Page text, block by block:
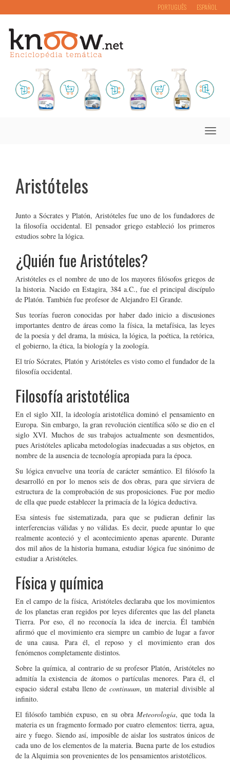
PORTUGUÊS ESPAÑOL
Toggle
Aristóteles
Junto a Sócrates y Platón, Aristóteles fue uno de los fundadores de
la filosofía occidental. El pensador griego estableció los primeros
estudios sobre la lógica.
¿Quién fue Aristóteles?
Aristóteles es el nombre de uno de los mayores filósofos griegos de
la historia. Nacido en Estagira, 384 a.C., fue el principal discípulo
de Platón. También fue profesor de Alejandro El Grande.
Sus teorías fueron conocidas por haber dado inicio a discusiones
importantes dentro de áreas como la física, la metafísica, las leyes
de la poesía y del drama, la música, la lógica, la poética, la retórica,
el gobierno, la ética, la biología y la zoología.
El trío Sócrates, Platón y Aristóteles es visto como el fundador de la
filosofía occidental.
Filosofía aristotélica
En el siglo XII, la ideología aristotélica dominó el pensamiento en
Europa. Sin embargo, la gran revolución científica sólo se dio en el
siglo XVI. Muchos de sus trabajos actualmente son desmentidos,
pues Aristóteles aplicaba metodologías inadecuadas a sus objetos, en
nombre de la ausencia de tecnología apropiada para la época.
Su lógica envuelve una teoría de carácter semántico. El filósofo la
desarrolló en por lo menos seis de dos obras, para que sirviera de
estructura de la comprobación de sus proposiciones. Fue por medio
de ella que puede establecer la primacía de la lógica deductiva.
Esa síntesis fue sistematizada, para que se pudieran definir las
interferencias válidas y no válidas. Es decir, puede apuntar lo que
realmente aconteció y el acontecimiento apenas aparente. Durante
dos mil años de la historia humana, estudiar lógica fue sinónimo de
estudiar a Aristóteles.
Física y química
En el campo de la física, Aristóteles declaraba que los movimientos
de los planetas eran regidos por leyes diferentes que las del planeta
Tierra. Por eso, él no reconocía la idea de inercia. Él también
afirmó que el movimiento era siempre un cambio de lugar a favor
de una causa. Para él, el reposo y el movimiento eran dos
fenómenos completamente distintos.
Sobre la química, al contrario de su profesor Platón, Aristóteles no
admitía la existencia de átomos o partículas menores. Para él, el
espacio sideral estaba lleno de continuum, un material divisible al
infinito.
El filósofo también expuso, en su obra Meteorología, que toda la
materia es un fragmento formado por cuatro elementos: tierra, agua,
aire y fuego. Siendo así, imposible de aislar los sustratos únicos de
cada uno de los elementos de la materia. Buena parte de los estudios
de la Alquimia son provenientes de los pensamientos aristotélicos.